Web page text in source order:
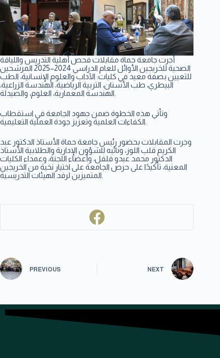
أجرت جامعة حماة مقابلات فحص أهلية التدريس واللياقة
الصحية للخريجين الأوائل للعام الدراسي 2024–2025 المرشحين
للتعيين بصفة معيد في كليات: الآداب والعلوم الإنسانية، الطب
البيطري، طب الأسنان، التربية الرياضية، الهندسة الزراعية،
الهندسة المعمارية، العلوم، والصيدلة.
وتأتي هذه الخطوة ضمن جهود الجامعة في استقطاب
الكفاءات العلمية وتعزيز جودة العملية التعليمية.
وجرت المقابلات بحضور رئيس جامعة حماة الأستاذ الدكتور عبد
الكريم قلب اللوز، ونائبه للشؤون الإدارية والطلابية الأستاذ
الدكتور محمد عبدو فلفل، وأعضاء اللجنة، وعمداء الكليات
المعنية، تأكيدًا على حرص الجامعة على اختيار نخبة من الخريجين
المتميزين لرفد الهيئات التدريسية.
PREVIOUS NEXT